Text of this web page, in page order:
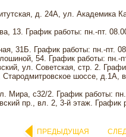
д. 24А, ул. Академика
График работы: пн.-пт.
31Б. График работы: пн.-пт.
54. График работы: пн.-
ул. Советская, стр. 2.
шоссе, д.1А,
с32/2. График работы:
пр., вл. 2, 3-й этаж. График
ПРЕДЫДУЩАЯ